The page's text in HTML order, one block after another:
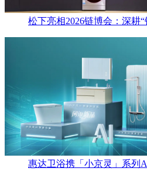
松下亮相2026链博会：深耕
惠达卫浴携「小京灵」系列